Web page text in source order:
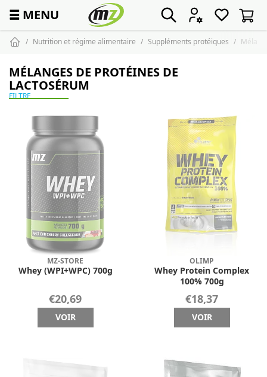
☰ MENU
Nutrition et régime alimentaire Suppléments protéiques
MÉLANGES DE PROTÉINES DE
LACTOSÉRUM
FILTRE
MZ-STORE
Whey (WPI+WPC) 700g
€20,69
VOIR
OLIMP
Whey Protein Complex
100% 700g
€18,37
VOIR